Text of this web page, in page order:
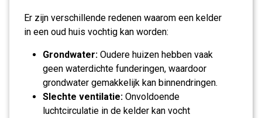
Er zijn verschillende redenen waarom een kelder
in een oud huis vochtig kan worden:
Grondwater: Oudere huizen hebben vaak
geen waterdichte funderingen, waardoor
grondwater gemakkelijk kan binnendringen.
Slechte ventilatie: Onvoldoende
luchtcirculatie in de kelder kan vocht